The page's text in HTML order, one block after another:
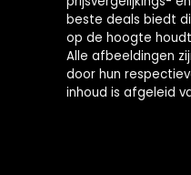
beste deals biedt
op de hoogte
Alle afbeeldingen
door hun
inhoud is afgeleid